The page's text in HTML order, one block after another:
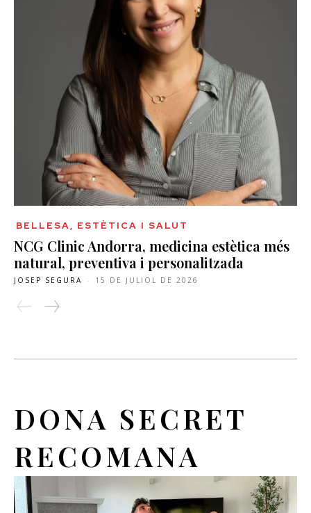
BELLESA, ESTÈTICA I SALUT
NCG Clinic Andorra, medicina estètica més
natural, preventiva i personalitzada
JOSEP SEGURA - 15 DE JULIOL DE 2026
DONA SECRET
RECOMANA